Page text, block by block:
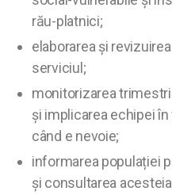
rău-platnici;
elaborarea și
serviciul;
monitorizarea
și implicarea echipei
când e nevoie;
informarea populației
și consultarea